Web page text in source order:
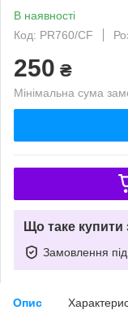
В наявності
Код: PR760/CF
250 ₴
Мінімальна сума
Що таке
Замовлення
Опис